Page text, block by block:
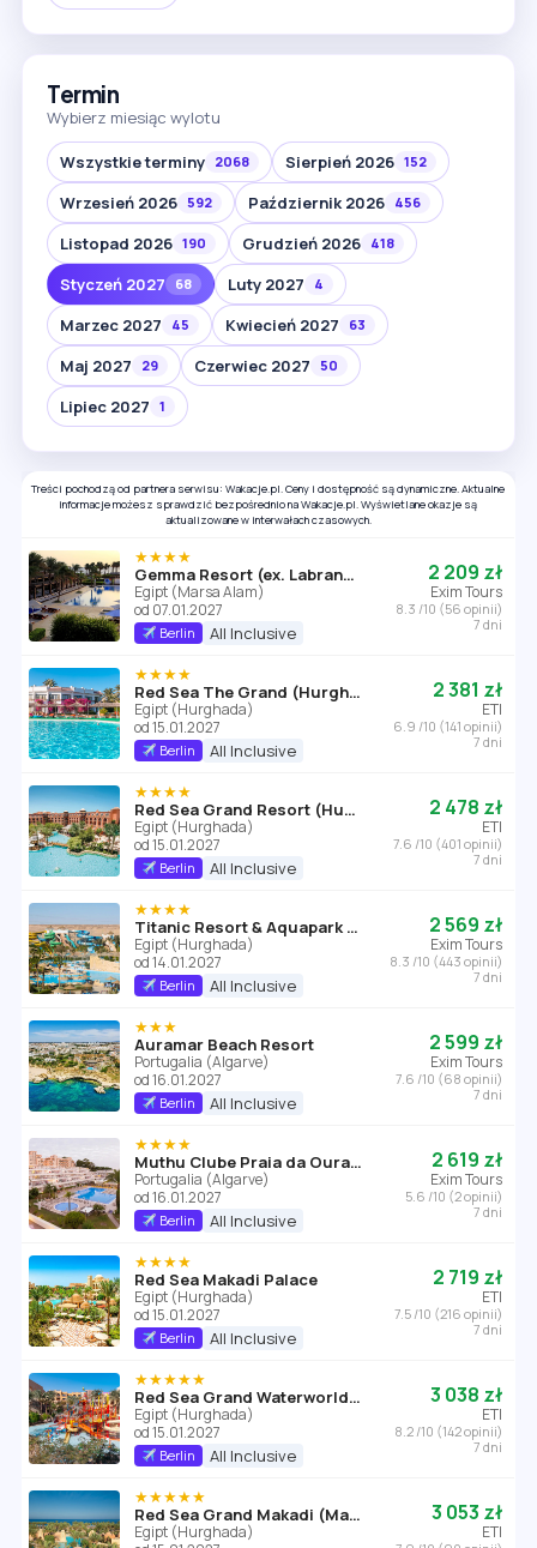
Termin
Wybierz miesiąc wylotu
Wszystkie terminy 2068 Sierpień 2026 152
Wrzesień 2026 592 Październik 2026 456
Listopad 2026 190 Grudzień 2026 418
Styczeń 2027 68 Luty 2027 4
Marzec 2027 45 Kwiecień 2027 63
Maj 2027 29 Czerwiec 2027 50
Lipiec 2027 1
Treści pochodzą od partnera serwisu: Wakacje.pl. Ceny i dostępność są dynamiczne. Aktualne
informacje możesz sprawdzić bezpośrednio na Wakacje.pl. Wyświetlane okazje są
aktualizowane w interwałach czasowych.
★★★★
Gemma Resort (ex. Labranda Gemma Premium Resort)
Egipt (Marsa Alam)
od 07.01.2027
Berlin All Inclusive
2 209 zł
Exim Tours
8.3 /10 (56 opinii)
7 dni
★★★★
Red Sea The Grand (Hurghada)
Egipt (Hurghada)
od 15.01.2027
Berlin All Inclusive
2 381 zł
ETI
6.9 /10 (141 opinii)
7 dni
★★★★
Red Sea Grand Resort (Hurghada)
Egipt (Hurghada)
od 15.01.2027
Berlin All Inclusive
2 478 zł
ETI
7.6 /10 (401 opinii)
7 dni
★★★★
Titanic Resort & Aquapark (ex. Dessole)
Egipt (Hurghada)
od 14.01.2027
Berlin All Inclusive
2 569 zł
Exim Tours
8.3 /10 (443 opinii)
7 dni
★★★
Auramar Beach Resort
Portugalia (Algarve)
od 16.01.2027
Berlin All Inclusive
2 599 zł
Exim Tours
7.6 /10 (68 opinii)
7 dni
★★★★
Muthu Clube Praia da Oura (Algarve)
Portugalia (Algarve)
od 16.01.2027
Berlin All Inclusive
2 619 zł
Exim Tours
5.6 /10 (2 opinii)
7 dni
★★★★
Red Sea Makadi Palace
Egipt (Hurghada)
od 15.01.2027
Berlin All Inclusive
2 719 zł
ETI
7.5 /10 (216 opinii)
7 dni
★★★★★
Red Sea Grand Waterworld Makadi (ex. Sunwing Waterworld Makadi)
Egipt (Hurghada)
od 15.01.2027
Berlin All Inclusive
3 038 zł
ETI
8.2 /10 (142 opinii)
7 dni
★★★★★
Red Sea Grand Makadi (Makadi Bay)
Egipt (Hurghada)
3 053 zł
ETI